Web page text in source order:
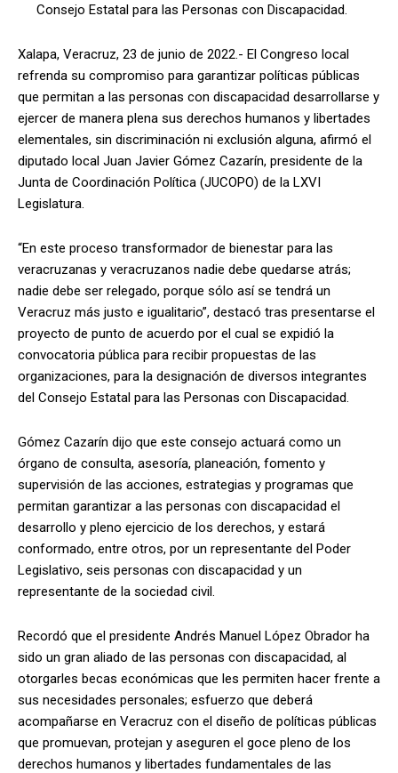
Consejo Estatal para las Personas con Discapacidad.
Xalapa, Veracruz, 23 de junio de 2022.- El Congreso local
refrenda su compromiso para garantizar políticas públicas
que permitan a las personas con discapacidad desarrollarse y
ejercer de manera plena sus derechos humanos y libertades
elementales, sin discriminación ni exclusión alguna, afirmó el
diputado local Juan Javier Gómez Cazarín, presidente de la
Junta de Coordinación Política (JUCOPO) de la LXVI
Legislatura.
“En este proceso transformador de bienestar para las
veracruzanas y veracruzanos nadie debe quedarse atrás;
nadie debe ser relegado, porque sólo así se tendrá un
Veracruz más justo e igualitario”, destacó tras presentarse el
proyecto de punto de acuerdo por el cual se expidió la
convocatoria pública para recibir propuestas de las
organizaciones, para la designación de diversos integrantes
del Consejo Estatal para las Personas con Discapacidad.
Gómez Cazarín dijo que este consejo actuará como un
órgano de consulta, asesoría, planeación, fomento y
supervisión de las acciones, estrategias y programas que
permitan garantizar a las personas con discapacidad el
desarrollo y pleno ejercicio de los derechos, y estará
conformado, entre otros, por un representante del Poder
Legislativo, seis personas con discapacidad y un
representante de la sociedad civil.
Recordó que el presidente Andrés Manuel López Obrador ha
sido un gran aliado de las personas con discapacidad, al
otorgarles becas económicas que les permiten hacer frente a
sus necesidades personales; esfuerzo que deberá
acompañarse en Veracruz con el diseño de políticas públicas
que promuevan, protejan y aseguren el goce pleno de los
derechos humanos y libertades fundamentales de las